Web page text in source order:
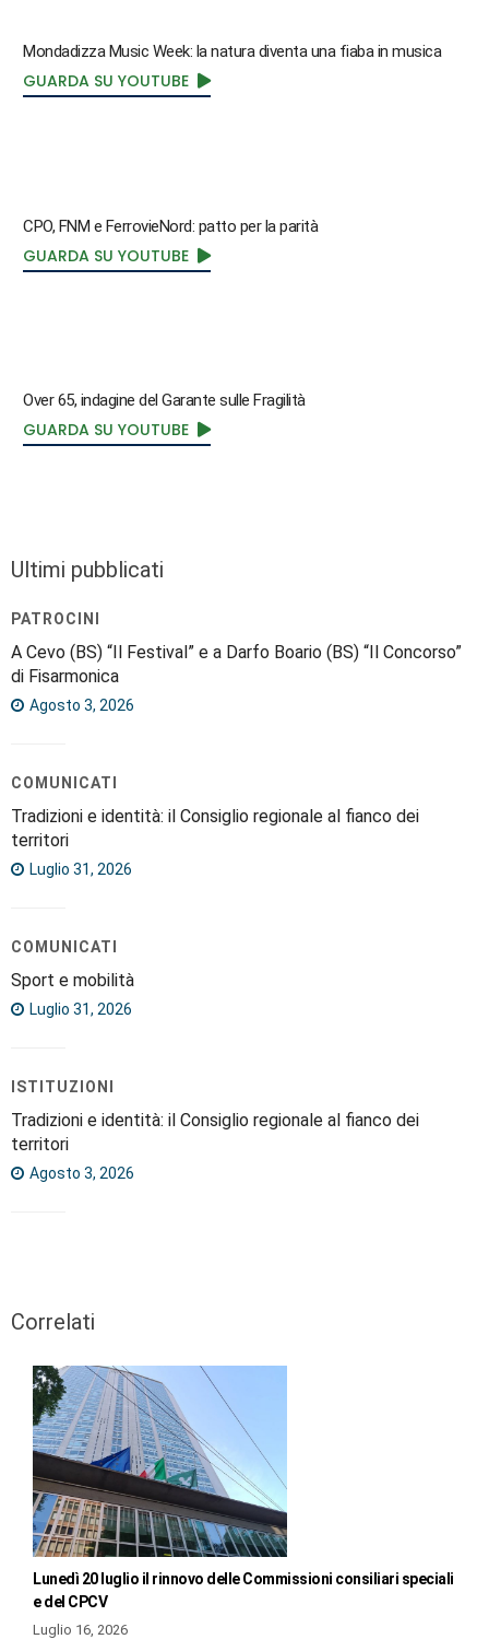
Mondadizza Music Week: la natura diventa una fiaba in musica
GUARDA SU YOUTUBE
CPO, FNM e FerrovieNord: patto per la parità
GUARDA SU YOUTUBE
Over 65, indagine del Garante sulle Fragilità
GUARDA SU YOUTUBE
Ultimi pubblicati
PATROCINI
A Cevo (BS) “Il Festival” e a Darfo Boario (BS) “Il Concorso”
di Fisarmonica
Agosto 3, 2026
COMUNICATI
Tradizioni e identità: il Consiglio regionale al fianco dei
territori
Luglio 31, 2026
COMUNICATI
Sport e mobilità
Luglio 31, 2026
ISTITUZIONI
Tradizioni e identità: il Consiglio regionale al fianco dei
territori
Agosto 3, 2026
Correlati
Lunedì 20 luglio il rinnovo delle Commissioni consiliari speciali
e del CPCV
Luglio 16, 2026